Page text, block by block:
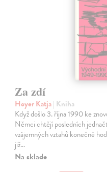
Za zdí
Hoyer Katja| Kniha
Když došlo 3. října 1990 ke
Němci chtějí posledních
vzájemných vztahů konečně
již…
Na sklade